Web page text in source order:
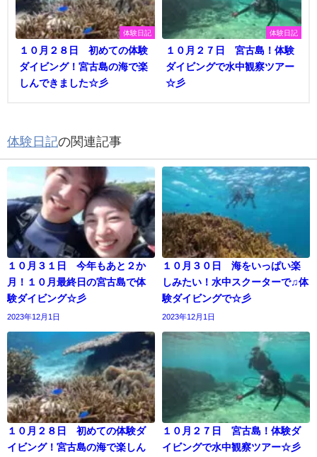
体験日記
１０月２８日 初めての体験
ダイビング！宮古島の海で楽
しんできました☆彡
体験日記
１０月２７日 宮古島！体験
ダイビングで水中観察ツアー
☆彡
体験日記の関連記事
１０月３１日 今年もあと２か
月！１０月最終日の宮古島で体
験ダイビング☆彡
2023年12月1日
１０月３０日 海をいっぱい楽
しみたい！水中スクーターで♫体
験ダイビングで☆彡
2023年12月1日
１０月２８日 初めての体験ダ
イビング！宮古島の海で楽しん
１０月２７日 宮古島！体験ダ
イビングで水中観察ツアー☆彡